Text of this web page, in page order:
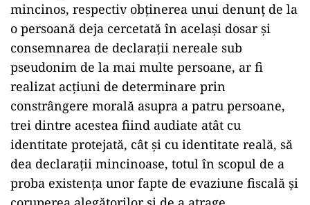
mincinos, respectiv obținerea unui denunț de la
o persoană deja cercetată în același dosar și
consemnarea de declarații nereale sub
pseudonim de la mai multe persoane, ar fi
realizat acțiuni de determinare prin
constrângere morală asupra a patru persoane,
trei dintre acestea fiind audiate atât cu
identitate protejată, cât și cu identitate reală, să
dea declarații mincinoase, totul în scopul de a
proba existența unor fapte de evaziune fiscală și